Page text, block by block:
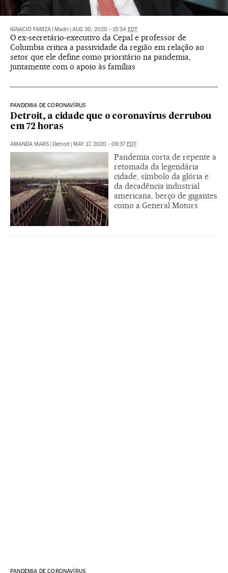
IGNACIO FARIZA Madri AUG 30, 2020 - 15:34 EDT
O ex-secretário-executivo da Cepal e professor de
Columbia critica a passividade da região em relação ao
setor que ele define como prioritário na pandemia,
juntamente com o apoio às famílias
PANDEMIA DE CORONAVÍRUS
Detroit, a cidade que o coronavírus derrubou
em 72 horas
AMANDA MARS Detroit MAY 17, 2020 - 09:37 EDT
Pandemia corta de repente a
retomada da legendária
cidade, símbolo da glória e
da decadência industrial
americana, berço de gigantes
como a General Motors
PANDEMIA DE CORONAVÍRUS